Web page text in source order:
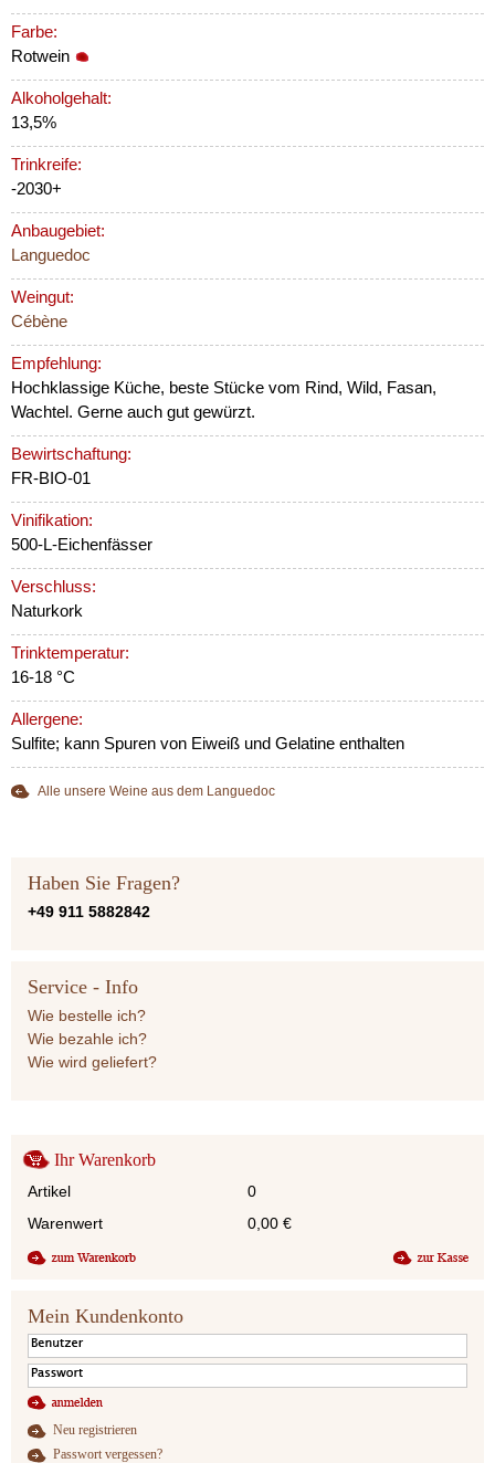
Farbe:
Rotwein
Alkoholgehalt:
13,5%
Trinkreife:
-2030+
Anbaugebiet:
Languedoc
Weingut:
Cébène
Empfehlung:
Hochklassige Küche, beste Stücke vom Rind, Wild, Fasan,
Wachtel. Gerne auch gut gewürzt.
Bewirtschaftung:
FR-BIO-01
Vinifikation:
500-L-Eichenfässer
Verschluss:
Naturkork
Trinktemperatur:
16-18 °C
Allergene:
Sulfite; kann Spuren von Eiweiß und Gelatine enthalten
Alle unsere Weine aus dem Languedoc
Haben Sie Fragen?
+49 911 5882842
Service - Info
Wie bestelle ich?
Wie bezahle ich?
Wie wird geliefert?
Ihr Warenkorb
Artikel
0
Warenwert
0,00 €
Mein Kundenkonto
Neu registrieren
Passwort vergessen?